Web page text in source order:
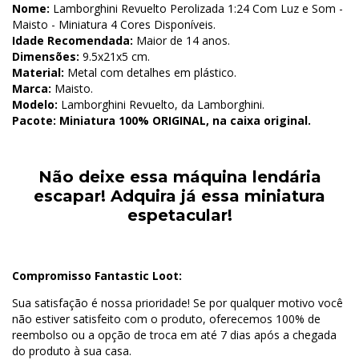
Nome: Lamborghini Revuelto Perolizada 1:24 Com Luz e Som -
Maisto - Miniatura 4 Cores Disponíveis.
Idade Recomendada: Maior de 14 anos.
Dimensões: 9.5x21x5 cm.
Material: Metal com detalhes em plástico.
Marca: Maisto.
Modelo: Lamborghini Revuelto, da Lamborghini.
Pacote: Miniatura 100% ORIGINAL, na caixa original.
Não deixe essa máquina lendária
escapar! Adquira já essa miniatura
espetacular!
Compromisso Fantastic Loot:
Sua satisfação é nossa prioridade! Se por qualquer motivo você
não estiver satisfeito com o produto, oferecemos 100% de
reembolso ou a opção de troca em até 7 dias após a chegada
do produto à sua casa.